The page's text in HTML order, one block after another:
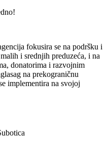
fokusira se na podršku i
i srednjih preduzeća, i na
donatorima i razvojnim
na prekograničnu
implementira na svojoj